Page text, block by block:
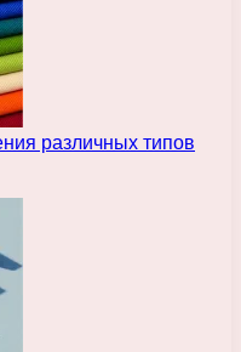
различных типов